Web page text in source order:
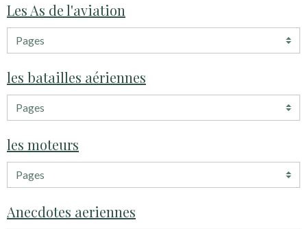
Les As de l'aviation
les batailles aériennes
les moteurs
Anecdotes aeriennes